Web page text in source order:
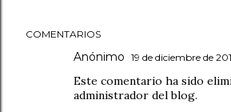
COMENTARIOS
Anónimo 19 de diciembre de
Este comentario ha sido
administrador del blog.